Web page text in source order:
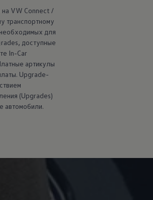
VW Connect /
транспортному
для
доступные
In-Car
артикулы
Upgrade-
(Upgrades)
автомобили.